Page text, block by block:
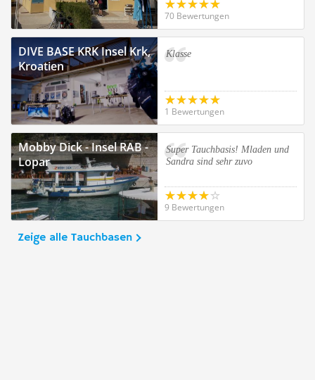
70 Bewertungen
DIVE BASE KRK Insel Krk,
Kroatien
Klasse
1 Bewertungen
Mobby Dick - Insel RAB -
Lopar
Super Tauchbasis! Mladen und
Sandra sind sehr zuvo
9 Bewertungen
Zeige alle Tauchbasen